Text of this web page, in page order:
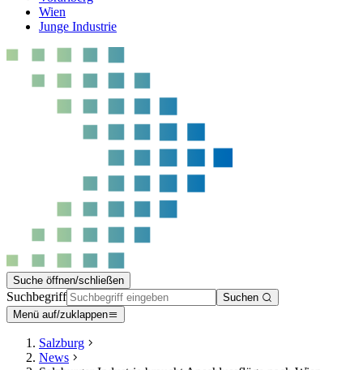
Wien
Junge Industrie
Suche öffnen/schließen
Suchbegriff
Suchen
Menü auf/zuklappen
Salzburg
News